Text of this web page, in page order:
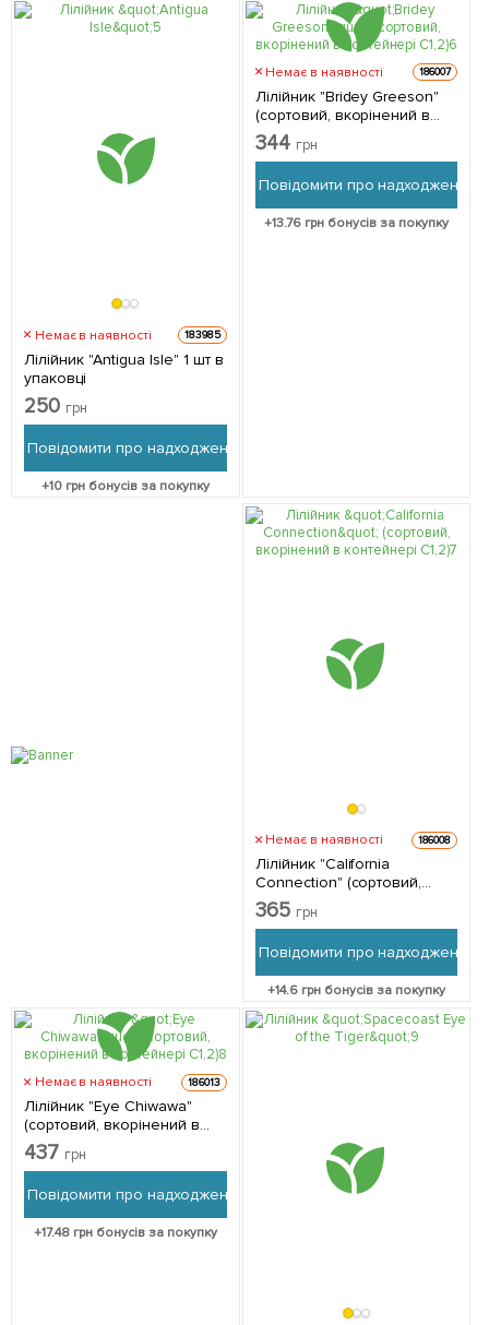
Немає в наявності 183985
Лілійник "Antigua Isle" 1 шт в
упаковці
250 грн
Повідомити про надходження
+10 грн бонусів за покупку
Немає в наявності 186007
Лілійник "Bridey Greeson"
(сортовий, вкорінений в
контейнері С1,2) 1
саджанець в упаковці
344 грн
Повідомити про надходження
+13.76 грн бонусів за покупку
Немає в наявності 186008
Лілійник "California
Connection" (сортовий,
вкорінений в контейнері
С1,2) 1 саджанець в
365 грн
Повідомити про надходження
+14.6 грн бонусів за покупку
Немає в наявності 186013
Лілійник "Eye Chiwawa"
(сортовий, вкорінений в
контейнері С1,2) 1
саджанець в упаковці
437 грн
Повідомити про надходження
+17.48грн бонусів за покупку